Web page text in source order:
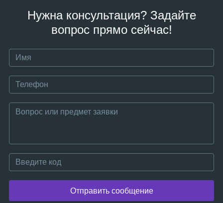
Нужна консультация? Задайте
вопрос прямо сейчас!
Отправить сообщение